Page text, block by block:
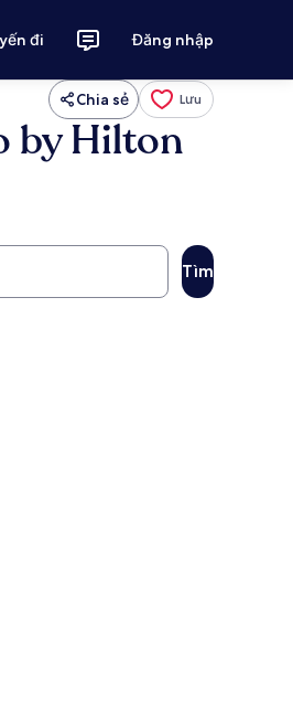
đi Đăng nhập
Chia sẻ Lưu
by Hilton
Tìm